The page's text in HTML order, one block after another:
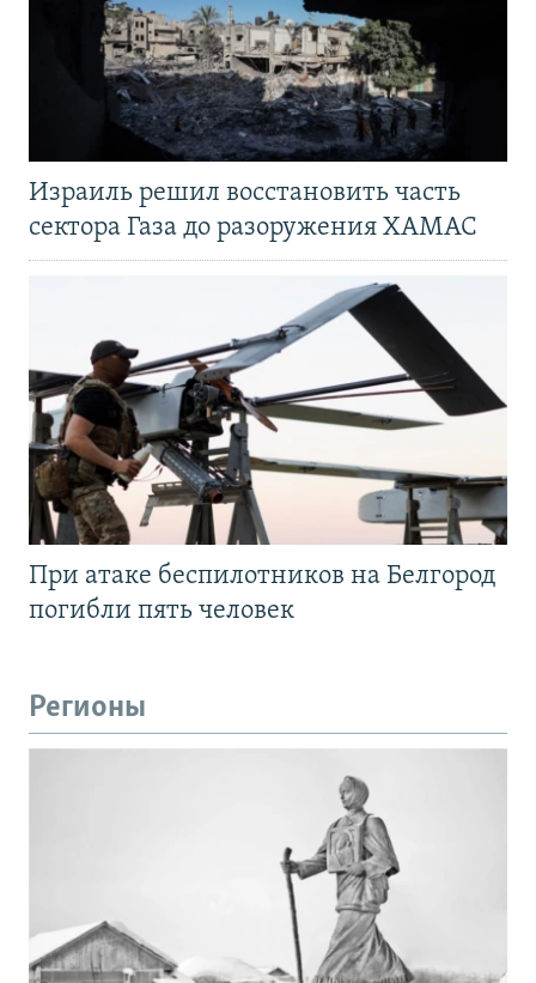
Израиль решил восстановить часть
сектора Газа до разоружения ХАМАС
При атаке беспилотников на Белгород
погибли пять человек
Регионы